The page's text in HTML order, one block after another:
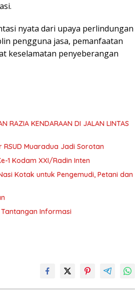
nyata dari upaya perlindungan
pengguna jasa, pemanfaatan
keselamatan penyeberangan
RAZIA KENDARAAN DI JALAN LINTAS
RSUD Muaradua Jadi Sorotan
1 Kodam XXI/Radin Inten
Kotak untuk Pengemudi, Petani dan
Informasi